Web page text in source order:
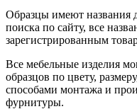
Образцы имеют названия
поиска по сайту, все
зарегистрированным
Все мебельные изделия
образцов по цвету,
способами монтажа и
фурнитуры.